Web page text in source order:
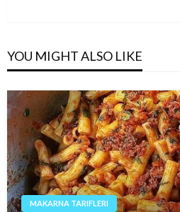
YOU MIGHT ALSO LIKE
MAKARNA TARIFLERI